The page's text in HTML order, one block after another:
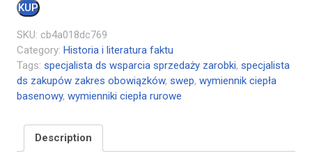
KUP
SKU: cb4a018dc769
Category: Historia i literatura faktu
Tags: specjalista ds wsparcia sprzedaży zarobki, specjalista
ds zakupów zakres obowiązków, swep, wymiennik ciepła
basenowy, wymienniki ciepła rurowe
Description